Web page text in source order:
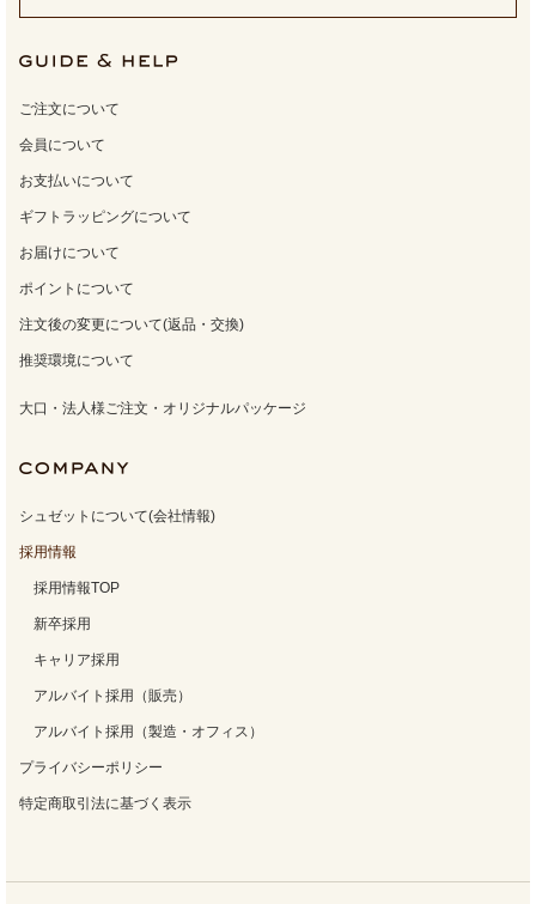
ご注文について
会員について
お支払いについて
ギフトラッピングについて
お届けについて
ポイントについて
注文後の変更について(返品・交換)
推奨環境について
大口・法人様ご注文・オリジナルパッケージ
シュゼットについて(会社情報)
採用情報
採用情報TOP
新卒採用
キャリア採用
アルバイト採用（販売）
アルバイト採用（製造・オフィス）
プライバシーポリシー
特定商取引法に基づく表示